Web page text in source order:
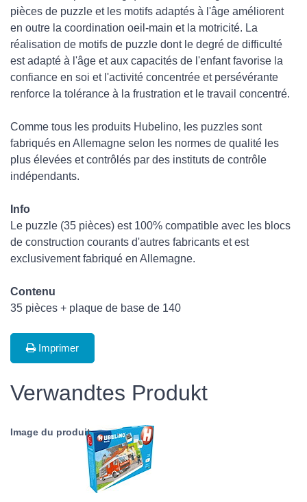
pièces de puzzle et les motifs adaptés à l'âge améliorent
en outre la coordination oeil-main et la motricité. La
réalisation de motifs de puzzle dont le degré de difficulté
est adapté à l'âge et aux capacités de l'enfant favorise la
confiance en soi et l'activité concentrée et persévérante
renforce la tolérance à la frustration et le travail concentré.
Comme tous les produits Hubelino, les puzzles sont
fabriqués en Allemagne selon les normes de qualité les
plus élevées et contrôlés par des instituts de contrôle
indépendants.
Info
Le puzzle (35 pièces) est 100% compatible avec les blocs
de construction courants d'autres fabricants et est
exclusivement fabriqué en Allemagne.
Contenu
35 pièces + plaque de base de 140
Imprimer
Verwandtes Produkt